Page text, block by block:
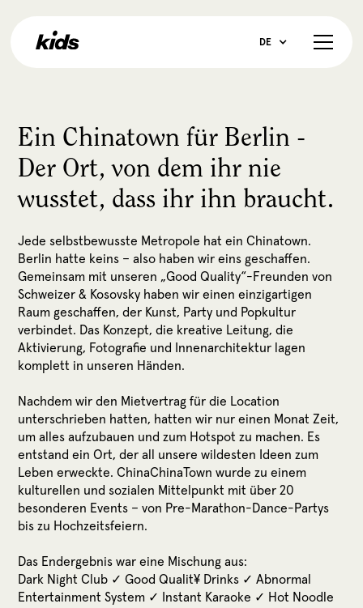
DE
Ein Chinatown für Berlin -
Der Ort, von dem ihr nie
wusstet, dass ihr ihn braucht.
Jede selbstbewusste Metropole hat ein Chinatown.
Berlin hatte keins – also haben wir eins geschaffen.
Gemeinsam mit unseren „Good Quality“-Freunden von
Schweizer & Kosovsky haben wir einen einzigartigen
Raum geschaffen, der Kunst, Party und Popkultur
verbindet. Das Konzept, die kreative Leitung, die
Aktivierung, Fotografie und Innenarchitektur lagen
komplett in unseren Händen.
Nachdem wir den Mietvertrag für die Location
unterschrieben hatten, hatten wir nur einen Monat Zeit,
um alles aufzubauen und zum Hotspot zu machen. Es
entstand ein Ort, der all unsere wildesten Ideen zum
Leben erweckte. ChinaChinaTown wurde zu einem
kulturellen und sozialen Mittelpunkt mit über 20
besonderen Events – von Pre-Marathon-Dance-Partys
bis zu Hochzeitsfeiern.
Das Endergebnis war eine Mischung aus:
Dark Night Club ✓ Good Qualit¥ Drinks ✓ Abnormal
Entertainment System ✓ Instant Karaoke ✓ Hot Noodle